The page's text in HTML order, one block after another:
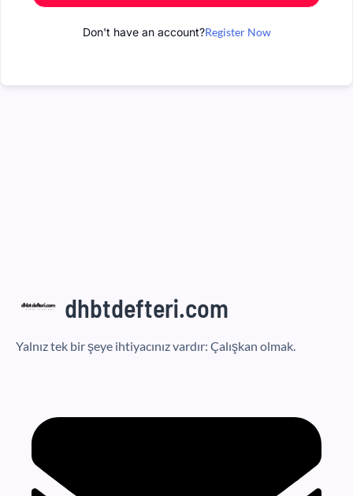
Don't have an account?Register Now
dhbtdefteri.com
Yalnız tek bir şeye ihtiyacınız vardır: Çalışkan olmak.